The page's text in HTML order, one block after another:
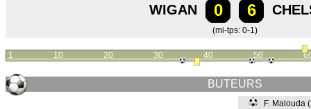
WIGAN 0 6
(mi-tps: 0-1)
1 10 20 30 40 50
BUTEURS
F. Malouda